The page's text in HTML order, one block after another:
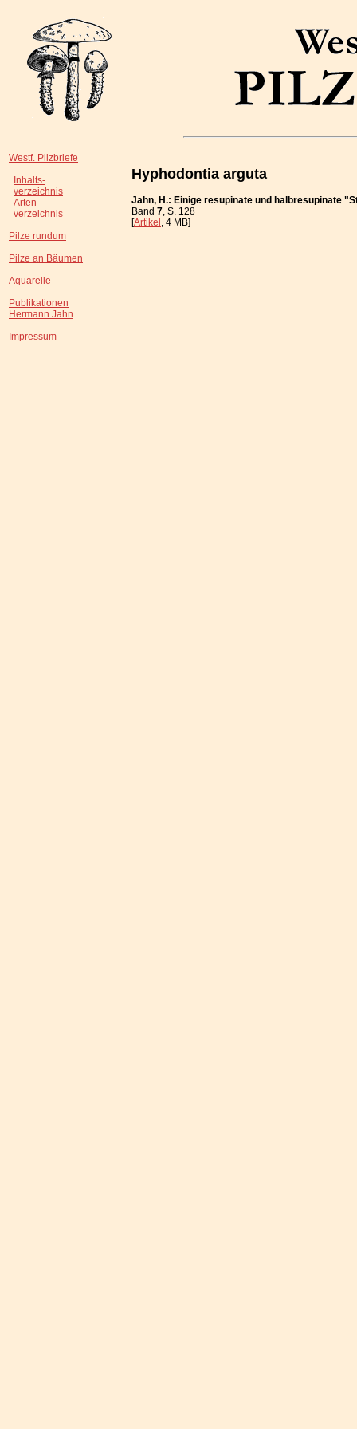
Westf. Pilzbriefe
Inhalts-
verzeichnis
Arten-
verzeichnis
Pilze rundum
Pilze an Bäumen
Aquarelle
Publikationen
Hermann Jahn
Impressum
Hyphodontia arguta
Jahn, H.: Einige resupinate und halbresupinate
Band 7, S. 128
[Artikel, 4 MB]